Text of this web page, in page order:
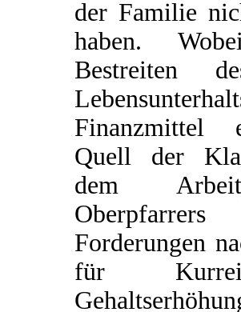
der Familie
haben.
Bestreiten
Finanzmittel
Quell der
dem
Forderungen
für